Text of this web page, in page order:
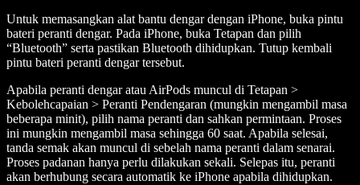
Untuk memasangkan alat bantu dengar dengan iPhone, buka pintu
bateri peranti dengar. Pada iPhone, buka Tetapan dan pilih
“Bluetooth” serta pastikan Bluetooth dihidupkan. Tutup kembali
pintu bateri peranti dengar tersebut.
Apabila peranti dengar atau AirPods muncul di Tetapan >
Kebolehcapaian > Peranti Pendengaran (mungkin mengambil masa
beberapa minit), pilih nama peranti dan sahkan permintaan. Proses
ini mungkin mengambil masa sehingga 60 saat. Apabila selesai,
tanda semak akan muncul di sebelah nama peranti dalam senarai.
Proses padanan hanya perlu dilakukan sekali. Selepas itu, peranti
akan berhubung secara automatik ke iPhone apabila dihidupkan.